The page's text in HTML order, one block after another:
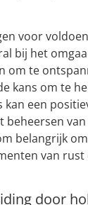
voor
bij het
om te
kans om te
een
beheersen
belangrijk
van
door